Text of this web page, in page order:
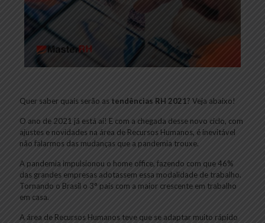
Quer saber quais serão as tendências RH 2021? Veja abaixo!
O ano de 2021 já está aí! E com a chegada desse novo ciclo, com
ajustes e novidades na área de Recursos Humanos, é inevitável
não falarmos das mudanças que a pandemia trouxe.
A pandemia impulsionou o home office, fazendo com que 46%
das grandes empresas adotassem essa modalidade de trabalho.
Tornando o Brasil o 3° país com a maior crescente em trabalho
em casa.
A área de Recursos Humanos teve que se adaptar muito rápido